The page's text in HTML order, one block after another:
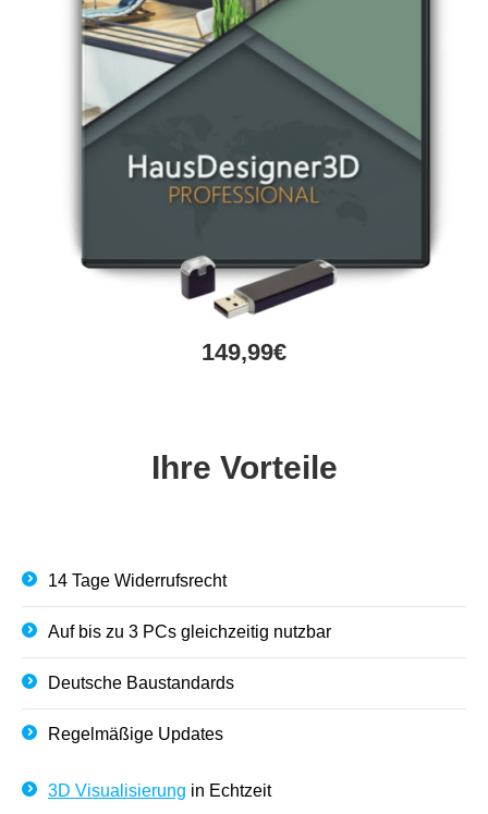
149,99€
Ihre Vorteile
14 Tage Widerrufsrecht
Auf bis zu 3 PCs gleichzeitig nutzbar
Deutsche Baustandards
Regelmäßige Updates
3D Visualisierung in Echtzeit